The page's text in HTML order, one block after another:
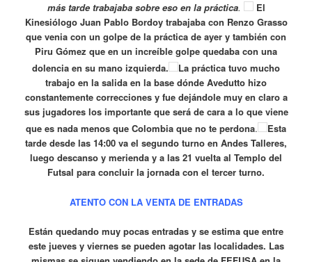
más tarde trabajaba sobre eso en la práctica.
El
Kinesiólogo Juan Pablo Bordoy trabajaba con Renzo Grasso
que venia con un golpe de la práctica de ayer y también con
Piru Gómez que en un increíble golpe quedaba con una
dolencia en su mano izquierda.
La práctica tuvo mucho
trabajo en la salida en la base dónde Avedutto hizo
constantemente correcciones y fue dejándole muy en claro a
sus jugadores los importante que será de cara a lo que viene
que es nada menos que Colombia que no te perdona.
Esta
tarde desde las 14:00 va el segundo turno en Andes Talleres,
luego descanso y merienda y a las 21 vuelta al Templo del
Futsal para concluir la jornada con el tercer turno.
ATENTO CON LA VENTA DE ENTRADAS
Están quedando muy pocas entradas y se estima que entre
este jueves y viernes se pueden agotar las localidades. Las